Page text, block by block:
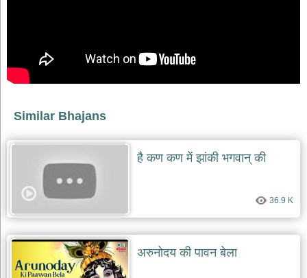
patriotic
bhajans
श्याम
khatu
सती
भजन
rani
sati
bhajans
Similar Bhajans
है कण कण में झांकी भगवान् की
36.9 K
अरुनोदय की पावन बेला